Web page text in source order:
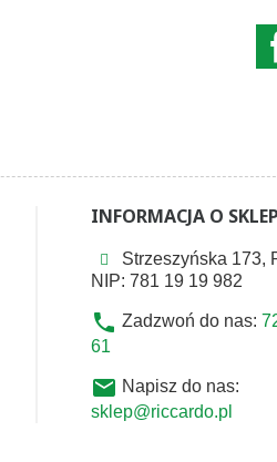
INFORMACJA O
Strzeszyńska 173,
NIP: 781 19 19 982
phone Zadzwoń do nas:
61
email Napisz do nas:
sklep@riccardo.pl